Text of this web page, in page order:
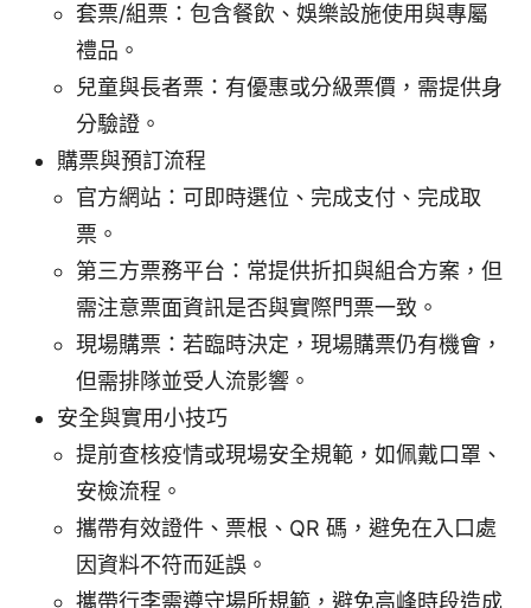
套票/組票：包含餐飲、娛樂設施使用與專屬
禮品。
兒童與長者票：有優惠或分級票價，需提供身
分驗證。
購票與預訂流程
官方網站：可即時選位、完成支付、完成取
票。
第三方票務平台：常提供折扣與組合方案，但
需注意票面資訊是否與實際門票一致。
現場購票：若臨時決定，現場購票仍有機會，
但需排隊並受人流影響。
安全與實用小技巧
提前查核疫情或現場安全規範，如佩戴口罩、
安檢流程。
攜帶有效證件、票根、QR 碼，避免在入口處
因資料不符而延誤。
攜帶行李需遵守場所規範，避免高峰時段造成